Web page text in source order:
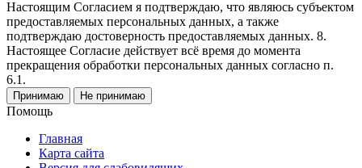
Настоящим Согласием я подтверждаю, что являюсь субъектом
предоставляемых персональных данных, а также
подтверждаю достоверность предоставляемых данных. 8.
Настоящее Согласие действует всё время до момента
прекращения обработки персональных данных согласно п.
6.1.
Принимаю Не принимаю
Помощь
Главная
Карта сайта